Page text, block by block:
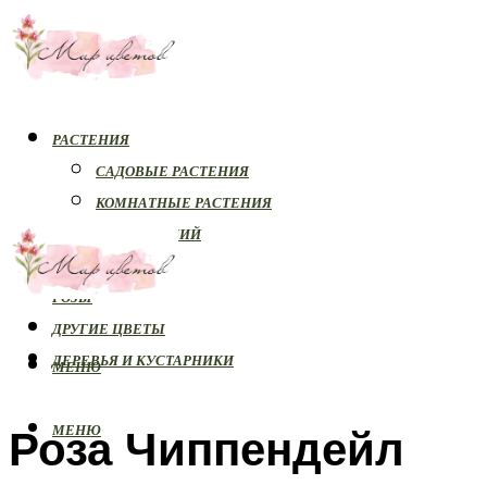
РАСТЕНИЯ
САДОВЫЕ РАСТЕНИЯ
КОМНАТНЫЕ РАСТЕНИЯ
БОЛЕЗНИ РАСТЕНИЙ
ОРХИДЕИ
РОЗЫ
ДРУГИЕ ЦВЕТЫ
ДЕРЕВЬЯ И КУСТАРНИКИ
МЕНЮ
МЕНЮ
Роза Чиппендейл